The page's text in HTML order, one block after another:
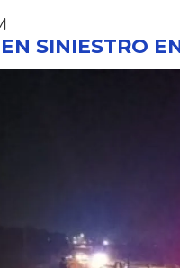
SINIESTRO
,NOTICIAS,